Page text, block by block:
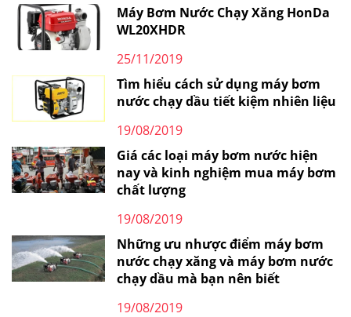
Máy Bơm Nước Chạy Xăng HonDa
WL20XHDR
25/11/2019
Tìm hiểu cách sử dụng máy bơm
nước chạy dầu tiết kiệm nhiên liệu
19/08/2019
Giá các loại máy bơm nước hiện
nay và kinh nghiệm mua máy bơm
chất lượng
19/08/2019
Những ưu nhược điểm máy bơm
nước chạy xăng và máy bơm nước
chạy dầu mà bạn nên biết
19/08/2019